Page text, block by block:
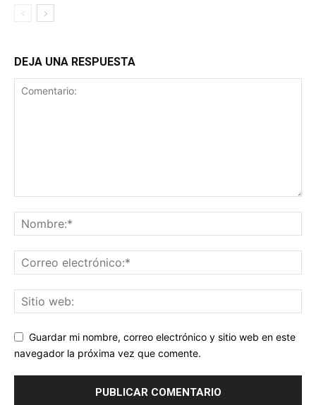
DEJA UNA RESPUESTA
Guardar mi nombre, correo electrónico y sitio web en este
navegador la próxima vez que comente.